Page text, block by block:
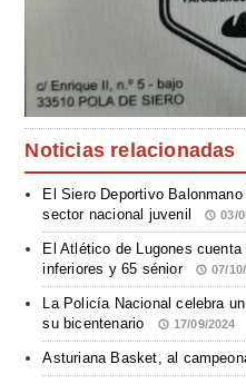
Noticias relacionadas
El Siero Deportivo
sector nacional juvenil
03/
El Atlético de Lugones
inferiores y 65 sénior
07/
La Policía Nacional celebra
su bicentenario
17/09/2024
Asturiana Basket, al